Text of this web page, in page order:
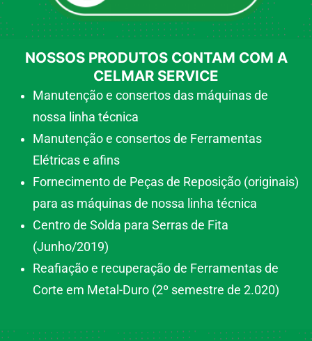
NOSSOS PRODUTOS CONTAM COM A
CELMAR SERVICE
Manutenção e consertos das máquinas de
nossa linha técnica
Manutenção e consertos de Ferramentas
Elétricas e afins
Fornecimento de Peças de Reposição (originais)
para as máquinas de nossa linha técnica
Centro de Solda para Serras de Fita
(Junho/2019)
Reafiação e recuperação de Ferramentas de
Corte em Metal-Duro (2º semestre de 2.020)